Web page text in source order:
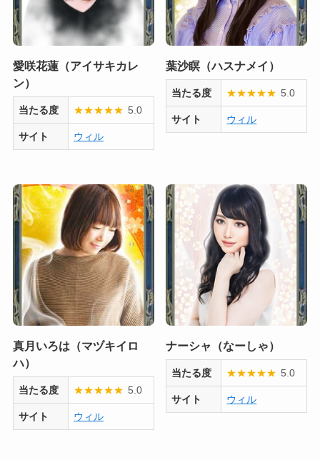
愛咲花蓮（アイサキカレ
ン）
当たる度 ★★★★★ 5.0
サイト ウィル
葉沙瞑（ハスナメイ）
当たる度 ★★★★★ 5.0
サイト ウィル
真月いろは（マヅキイロ
ハ）
当たる度 ★★★★★ 5.0
サイト ウィル
ナーシャ（なーしゃ）
当たる度 ★★★★★ 5.0
サイト ウィル